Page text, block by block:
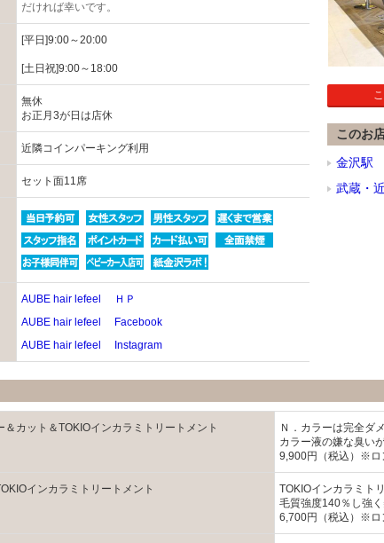
だければ幸いです。
[平日]9:00～20:00
[土日祝]9:00～18:00
無休
お正月3が日は店休
近隣コインパーキング利用
セット面11席
AUBE hair lefeel ＨＰ
AUBE hair lefeel Facebook
AUBE hair lefeel Instagram
このお
金沢駅
武蔵・
＆カット＆TOKIOインカラミトリートメント
Ｎ．カラーは完全ダ
カラー液の嫌な臭い
9,900円（税込）※
インカラミトリートメント
TOKIOインカラミト
毛質強度140％し強く
6,700円（税込）※